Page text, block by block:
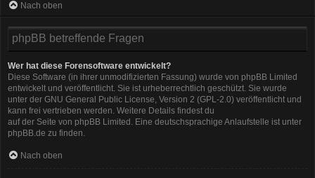
Nach oben
phpBB betreffende Fragen
Wer hat diese Forensoftware entwickelt?
Diese Software (in ihrer unmodifizierten Fassung) wurde von phpBB Limited
entwickelt und veröffentlicht. Sie ist urheberrechtlich geschützt. Sie wurde
unter der GNU General Public License, Version 2 (GPL-2.0) veröffentlicht und
kann frei vertrieben werden. Weitere Details findest du
auf der Seite von phpBB Limited . Eine deutschsprachige Anlaufstelle ist unter
phpBB.de zu finden.
Nach oben